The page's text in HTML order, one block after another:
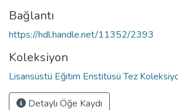
Bağlantı
https://hdl.handle.net/11352/2393
Koleksiyon
Lisansüstü Eğitim Enstitüsü Tez
Detaylı Öğe Kaydı